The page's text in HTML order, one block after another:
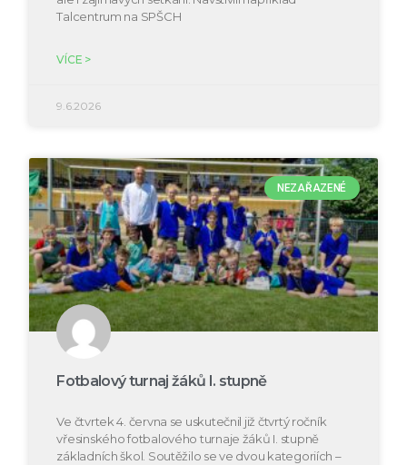
Talcentrum na SPŠCH
VÍCE >
9.6.2026
NEZAŘAZENÉ
Fotbalový turnaj žáků I. stupně
Ve čtvrtek 4. června se uskutečnil již čtvrtý ročník
vřesinského fotbalového turnaje žáků I. stupně
základních škol. Soutěžilo se ve dvou kategoriích –